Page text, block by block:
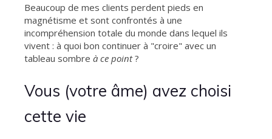
Beaucoup de mes clients perdent pieds en
magnétisme et sont confrontés à une
incompréhension totale du monde dans lequel ils
vivent : à quoi bon continuer à "croire" avec un
tableau sombre à ce point?
Vous (votre âme) avez choisi
cette vie